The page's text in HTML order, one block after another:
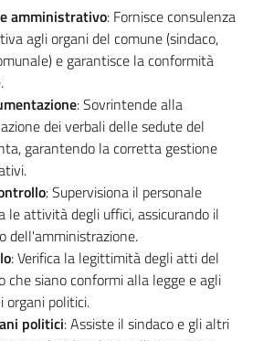
amministrativo: Fornisce consulenza
agli organi del comune (sindaco,
e garantisce la conformità
: Sovrintende alla
dei verbali delle sedute del
garantendo la corretta gestione
: Supervisiona il personale
le attività degli uffici, assicurando il
dell'amministrazione.
: Verifica la legittimità degli atti del
che siano conformi alla legge e agli
organi politici.
politici: Assiste il sindaco e gli altri